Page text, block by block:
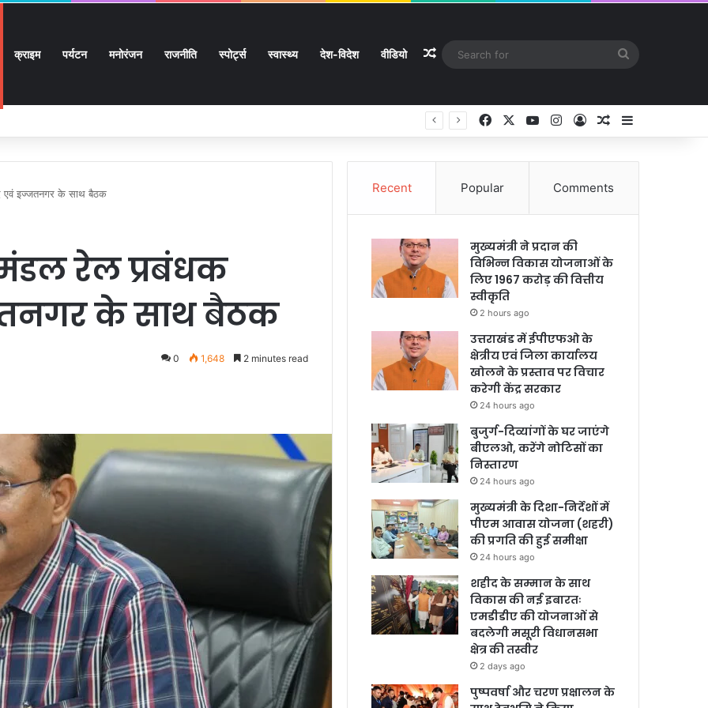
क्राइम पर्यटन मनोरंजन राजनीति स्पोर्ट्स स्वास्थ्य देश-विदेश वीडियो Random Article
के क्षेत्रीय एवं जिला कार्यालय खोलने के प्रस्ताव पर विचार करेगी केंद्र सरकार Facebook YouTubeInstagram
Log InRandom Article
एवं इज्जतनगर के साथ बैठक
रेल प्रबंधक
के साथ बैठक
0 1,648 2 minutes read
Recent Popular Comments
मुख्यमंत्री ने प्रदान की
विभिन्न विकास योजनाओं के
लिए 1967 करोड़ की वित्तीय
स्वीकृति
2 hours ago
उत्तराखंड में ईपीएफओ के
क्षेत्रीय एवं जिला कार्यालय
खोलने के प्रस्ताव पर विचार
करेगी केंद्र सरकार
24 hours ago
बुजुर्ग-दिव्यांगों के घर जाएंगे
बीएलओ, करेंगे नोटिसों का
निस्तारण
24 hours ago
मुख्यमंत्री के दिशा-निर्देशों में
पीएम आवास योजना (शहरी)
की प्रगति की हुई समीक्षा
24 hours ago
शहीद के सम्मान के साथ
विकास की नई इबारतः
एमडीडीए की योजनाओं से
बदलेगी मसूरी विधानसभा
क्षेत्र की तस्वीर
2 days ago
पुष्पवर्षा और चरण प्रक्षालन के